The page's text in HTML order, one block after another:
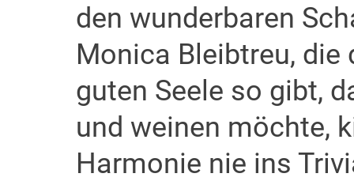
den wunderbaren
Monica Bleibtreu, die
guten Seele so gibt,
und weinen möchte,
Harmonie nie ins